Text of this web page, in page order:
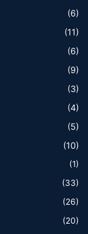
(6)
(11)
(6)
(9)
(3)
(4)
(5)
(10)
(1)
(33)
(26)
(20)